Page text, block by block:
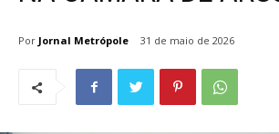
Por Jornal Metrópole 31 de maio de 2026